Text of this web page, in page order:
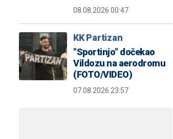
08.08.2026 00:47
KK Partizan
"Sportinjo" dočekao
Vildozu na aerodromu
(FOTO/VIDEO)
07.08.2026 23:57